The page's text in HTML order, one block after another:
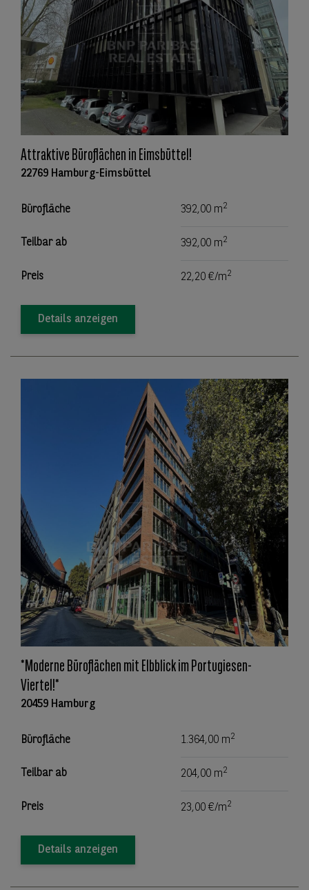
Attraktive Büroflächen in Eimsbüttel!
22769 Hamburg-Eimsbüttel
Bürofläche 392,00 m2
Teilbar ab 392,00 m2
Preis 22,20 €/m2
Details anzeigen
*Moderne Büroflächen mit Elbblick im Portugiesen-
Viertel!*
20459 Hamburg
Bürofläche 1.364,00 m2
Teilbar ab 204,00 m2
Preis 23,00 €/m2
Details anzeigen